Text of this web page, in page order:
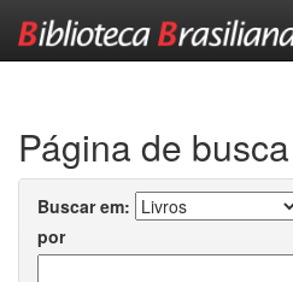
Página de busca
Buscar em:
por